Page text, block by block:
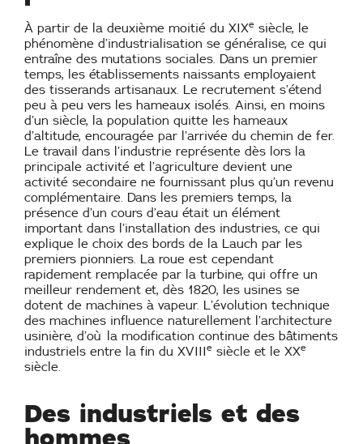
À partir de la deuxième moitié du XIXe siècle, le
phénomène d’industrialisation se généralise, ce qui
entraîne des mutations sociales. Dans un premier
temps, les établissements naissants employaient
des tisserands artisanaux. Le recrutement s’étend
peu à peu vers les hameaux isolés. Ainsi, en moins
d’un siècle, la population quitte les hameaux
d’altitude, encouragée par l’arrivée du chemin de fer.
Le travail dans l’industrie représente dès lors la
principale activité et l’agriculture devient une
activité secondaire ne fournissant plus qu’un revenu
complémentaire. Dans les premiers temps, la
présence d’un cours d’eau était un élément
important dans l’installation des industries, ce qui
explique le choix des bords de la Lauch par les
premiers pionniers. La roue est cependant
rapidement remplacée par la turbine, qui offre un
meilleur rendement et, dès 1820, les usines se
dotent de machines à vapeur. L’évolution technique
des machines influence naturellement l’architecture
usinière, d’où la modification continue des bâtiments
industriels entre la fin du XVIII
e siècle et le XXe
siècle.
Des industriels et des